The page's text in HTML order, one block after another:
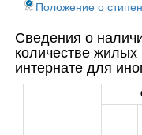
Положение о
Сведения о
количестве
интернате для